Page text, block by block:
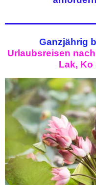
Ganzjährig
Urlaubsreisen
Lak, Ko